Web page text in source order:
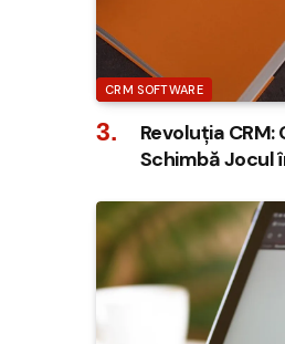
CRM SOFTWARE
Revoluția
Schimbă Jocul